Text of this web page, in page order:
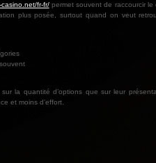
fr-fr/permet souvent de raccourcir le
plus posée, surtout quand on veut
la quantité d’options que sur leur
et moins d’effort.